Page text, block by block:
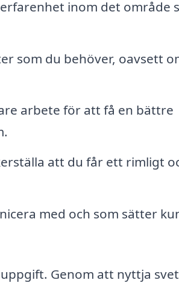
inom det område
som du behöver, oavsett
arbete för att få en bättre
att du får ett rimligt
med och som sätter
Genom att nyttja